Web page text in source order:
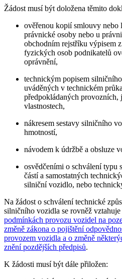
Žádost musí být doložena těmito
ověřenou kopií smlouvy nebo
právnické osoby nebo u
obchodním rejstříku výpisem
fyzických osob podnikatelů
oprávnění,
technickým popisem
uváděných v technickém
předpokládaných provozních,
vlastnostech,
nákresem sestavy silničního
hmotností,
návodem k údržbě a obsluze
osvědčeními o schválení typu
částí a samostatných
silniční vozidlo, nebo
Na žádost o schválení technické
silničního vozidla se rovněž vztahuje
podmínkách provozu vozidel na
změně zákona o pojištění
provozem vozidla a o změně
znění pozdějších předpisů.
K žádosti musí být dále přiložen: